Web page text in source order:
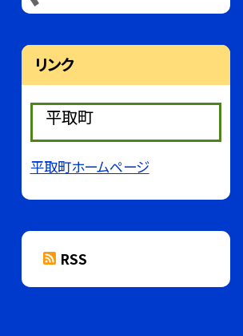
リンク
平取町
平取町ホームページ
RSS